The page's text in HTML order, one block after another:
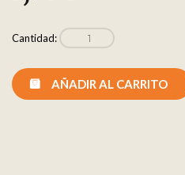
Cantidad:
AÑADIR AL CARRITO